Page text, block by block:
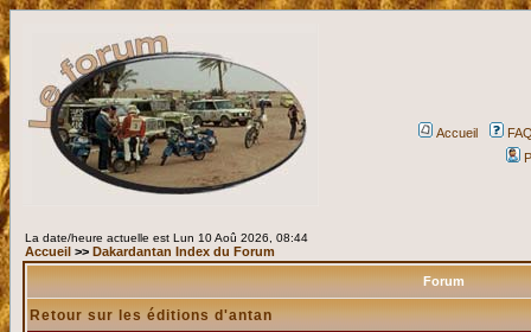
Accueil
La date/heure actuelle est Lun 10 Aoû 2026, 08:44
Accueil >> Dakardantan Index du Forum
Forum
Retour sur les éditions d'antan